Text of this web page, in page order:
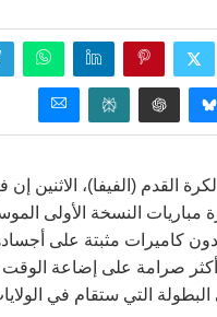
القدم (الفيفا)، الاثنين
لإدارة مباريات النسخة الأولى
كاميرات مثبتة على
صرامة على إضاعة
التي ستقام في